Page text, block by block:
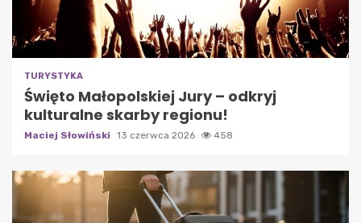
TURYSTYKA
Święto Małopolskiej Jury – odkryj
kulturalne skarby regionu!
Maciej Słowiński 13 czerwca 2026 458